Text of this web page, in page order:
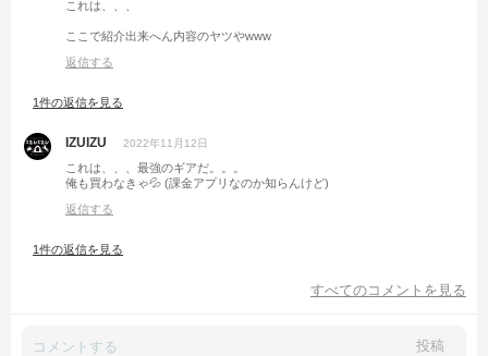
これは、、、
ここで紹介出来へん内容のヤツやwww
返信する
1件の返信を見る
IZUIZU 2022年11月12日
これは、、、最強のギアだ。。。
俺も買わなきゃ💦 (課金アプリなのか知らんけど)
返信する
1件の返信を見る
すべてのコメントを見る
投稿